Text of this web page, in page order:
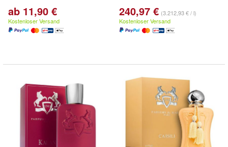
ab 11,90 €
Kostenloser Versand
240,97 € (3.212,93 € / l)
Kostenloser Versand